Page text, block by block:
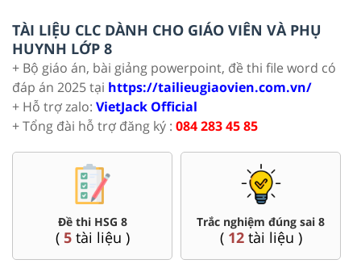
TÀI LIỆU CLC DÀNH CHO GIÁO VIÊN VÀ PHỤ
HUYNH LỚP 8
+ Bộ giáo án, bài giảng powerpoint, đề thi file word có
đáp án 2025 tại https://tailieugiaovien.com.vn/
+ Hỗ trợ zalo: VietJack Official
+ Tổng đài hỗ trợ đăng ký : 084 283 45 85
Đề thi HSG 8
( 5tài liệu )
Trắc nghiệm đúng sai 8
( 12tài liệu )